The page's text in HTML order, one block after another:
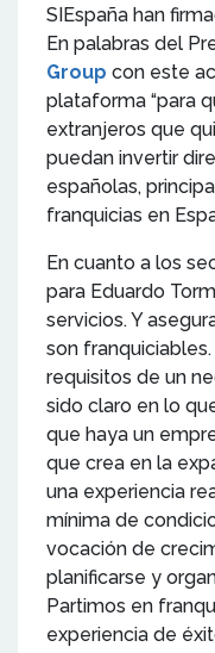
SIEspaña han
En palabras del
Group con este
plataforma “para
extranjeros que
puedan invertir
españolas,
franquicias en
En cuanto a los
para Eduardo
servicios. Y
son
requisitos de un
sido claro en lo
que haya un
que crea en la
una experiencia
mínima de
vocación de
planificarse y
Partimos en
experiencia de